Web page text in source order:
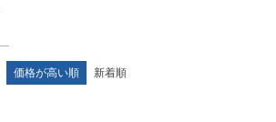
価格が高い順 新着順